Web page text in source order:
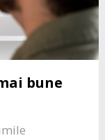
bune